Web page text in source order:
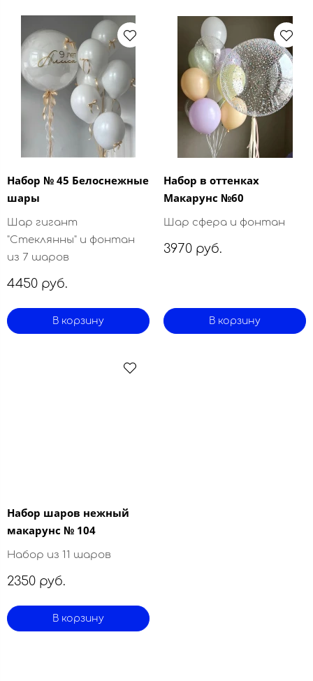
Набор № 45 Белоснежные
шары
Шар гигант
"Стеклянны" и фонтан
из 7 шаров
4450 руб.
В корзину
Набор в оттенках
Макарунс №60
Шар сфера и фонтан
3970 руб.
В корзину
Набор шаров нежный
макарунс № 104
Набор из 11 шаров
2350 руб.
В корзину